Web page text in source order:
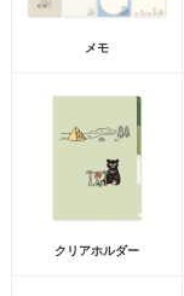
メモ
クリアホルダー